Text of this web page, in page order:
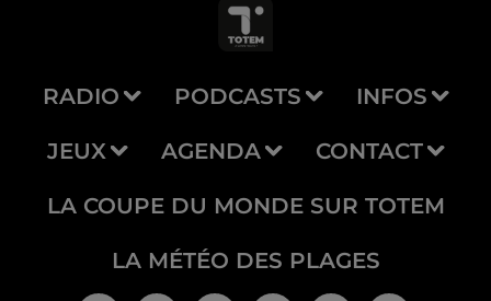
RADIO PODCASTS INFOS
JEUX AGENDA CONTACT
LA COUPE DU MONDE SUR TOTEM
LA MÉTÉO DES PLAGES